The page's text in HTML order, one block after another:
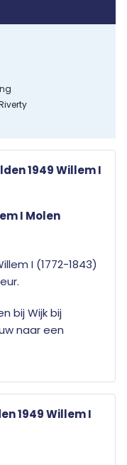
1949 Willem I
I Molen
I (1772-1843)
bij Wijk bij
naar een
die herrijst uit
in
1949 Willem I